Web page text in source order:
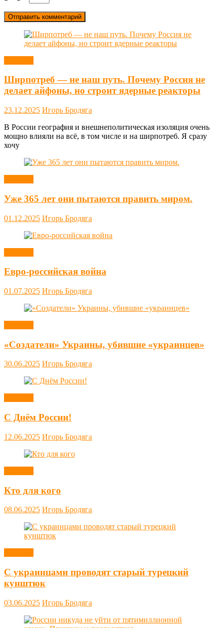
Ширпотреб — не наш путь. Почему Россия не
делает айфоны, но строит ядерные реакторы
23.12.2025 Игорь Бродяга
В России география и внешнеполитическая изоляция очень
мощно влияли на всё, в том числе и на ширпотреб. Я сразу
хочу
Уже 365 лет они пытаются править миром.
01.12.2025 Игорь Бродяга
Евро-российская война
01.07.2025 Игорь Бродяга
«Создатели» Украины, убившие «украинцев»
30.06.2025 Игорь Бродяга
С Днём России!
12.06.2025 Игорь Бродяга
Кто для кого
08.06.2025 Игорь Бродяга
С украинцами проводят старый турецкий
кунштюк
03.06.2025 Игорь Бродяга